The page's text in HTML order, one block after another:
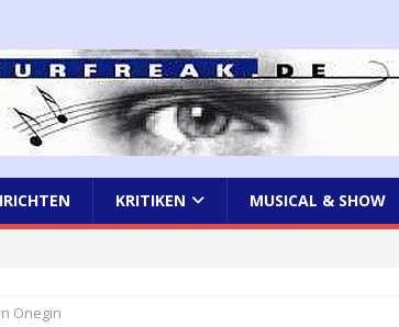
KRITIKEN MUSICAL & SHOW
Onegin